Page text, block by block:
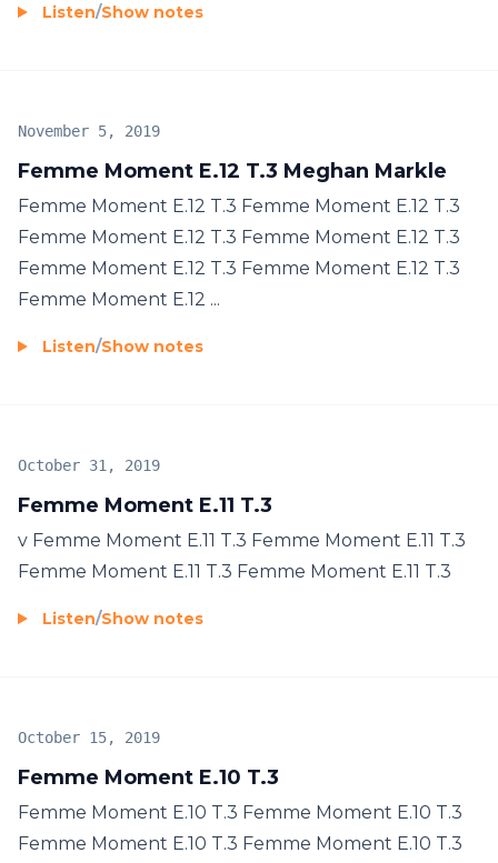
Listen/Show notes
Femme Moment E.12 T.3 Meghan Markle
November 5, 2019
Femme Moment E.12 T.3 Femme Moment E.12 T.3
Femme Moment E.12 T.3 Femme Moment E.12 T.3
Femme Moment E.12 T.3 Femme Moment E.12 T.3
Femme Moment E.12 ...
Listen/Show notes
Femme Moment E.11 T.3
October 31, 2019
v Femme Moment E.11 T.3 Femme Moment E.11 T.3
Femme Moment E.11 T.3 Femme Moment E.11 T.3
Listen/Show notes
Femme Moment E.10 T.3
October 15, 2019
Femme Moment E.10 T.3 Femme Moment E.10 T.3
Femme Moment E.10 T.3 Femme Moment E.10 T.3